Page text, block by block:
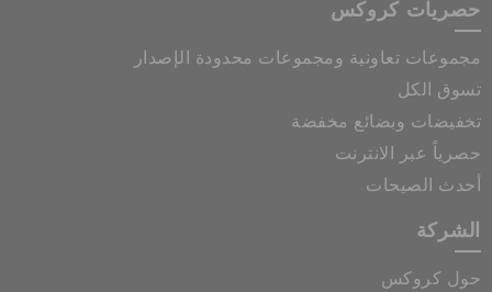
حصريات كروكس
مجموعات تعاونية ومجموعات محدودة الإصدار
تسوق الكل
تخفيضات وبضائع مخفضة
حصرياً عبر الانترنت
أحدث الصيحات
الشركة
حول كروكس